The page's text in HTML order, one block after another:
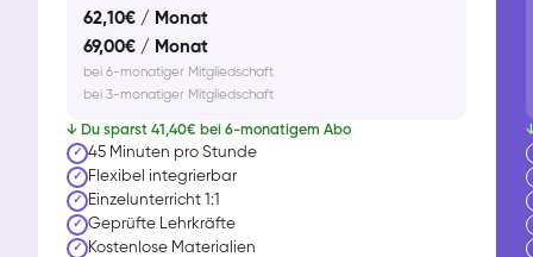
62,10€ / Monat
69,00€ / Monat
bei 6-monatiger Mitgliedschaft
bei 3-monatiger Mitgliedschaft
↓ Du sparst 41,40€ bei 6-monatigem Abo
✓ 45 Minuten pro Stunde
✓ Flexibel integrierbar
✓ Einzelunterricht 1:1
✓ Geprüfte Lehrkräfte
✓ Kostenlose Materialien